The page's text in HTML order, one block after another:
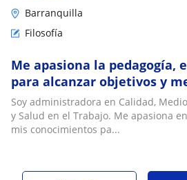
Barranquilla
Filosofía
Me apasiona la pedagogía,
para alcanzar objetivos y
Soy administradora en Calidad,
y Salud en el Trabajo. Me apasiona
mis conocimientos pa...